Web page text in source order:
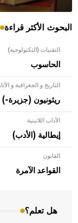
البحوث الأكثر قراءة
التقنيات (التكنولوجية)
الحاسوب
التاريخ و الجغرافية و الآثار
ريئونيون (جزيرة-)
الآداب اللاتينية
إيطالية (الأدب)
القانون
القواعد الآمرة
هل تعلم؟
- هل تعلم أن
بالعمارة
المعمار على بناء